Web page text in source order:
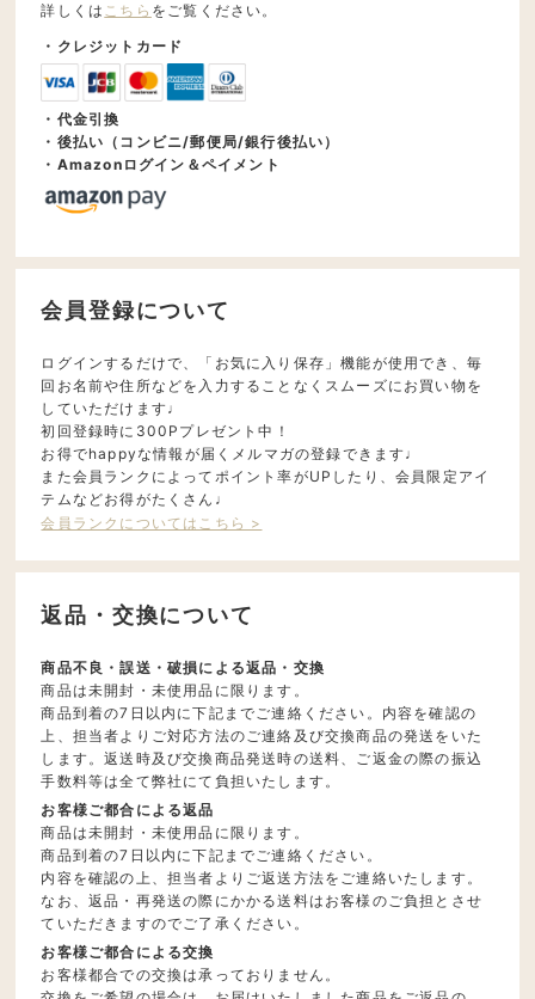
詳しくは こちら をご覧ください。
・クレジットカード
・代金引換
・後払い（コンビニ/郵便局/銀行後払い）
・Amazonログイン＆ペイメント
会員登録について
ログインするだけで、「お気に入り保存」機能が使用でき、毎
回お名前や住所などを入力することなくスムーズにお買い物を
していただけます♩
初回登録時に300Pプレゼント中！
お得でhappyな情報が届くメルマガの登録できます♩
また会員ランクによってポイント率がUPしたり、会員限定アイ
テムなどお得がたくさん♩
会員ランクについてはこちら >
返品・交換について
商品不良・誤送・破損による返品・交換
商品は未開封・未使用品に限ります。
商品到着の7日以内に下記までご連絡ください。内容を確認の
上、担当者よりご対応方法のご連絡及び交換商品の発送をいた
します。返送時及び交換商品発送時の送料、ご返金の際の振込
手数料等は全て弊社にて負担いたします。
お客様ご都合による返品
商品は未開封・未使用品に限ります。
商品到着の7日以内に下記までご連絡ください。
内容を確認の上、担当者よりご返送方法をご連絡いたします。
なお、返品・再発送の際にかかる送料はお客様のご負担とさせ
ていただきますのでご了承ください。
お客様ご都合による交換
お客様都合での交換は承っておりません。